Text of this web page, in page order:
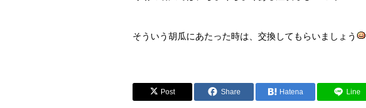
そういう胡瓜にあたった時は、交換してもらいましょう
Post Share Hatena Line